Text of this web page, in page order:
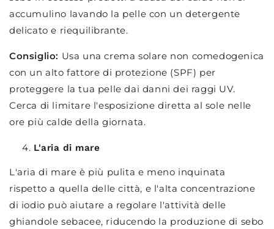
accumulino lavando la pelle con un detergente
delicato e riequilibrante.
Consiglio: Usa una crema solare non comedogenica
con un alto fattore di protezione (SPF) per
proteggere la tua pelle dai danni dei raggi UV.
Cerca di limitare l'esposizione diretta al sole nelle
ore più calde della giornata.
L'aria di mare
L'aria di mare è più pulita e meno inquinata
rispetto a quella delle città, e l'alta concentrazione
di iodio può aiutare a regolare l'attività delle
ghiandole sebacee, riducendo la produzione di sebo